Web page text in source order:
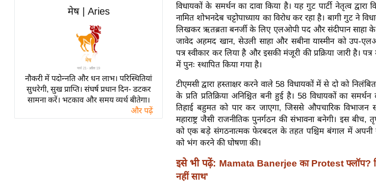
व्रत
त्योहार
राशिफल
विशेष
मेष | Aries
नौकरी में पदोन्नति और धन लाभ। परिस्थितियां
सुधरेगी, सुख प्राप्ति। संघर्ष प्रधान दिन- डटकर
सामना करें। भटकाव और समय व्यर्थ बीतेगा।
और पढ़ें
विधायकों के समर्थन का दावा किया है। यह गुट पार्टी नेतृत्व
नामित शोभनदेब चट्टोपाध्याय का विरोध कर रहा है। बागी गुट ने
लिखकर ऋतब्रता बनर्जी के लिए एलओपी पद और संदीपान साहा
जावेद अहमद खान, सेउली साहा और सबीना यास्मीन को उप-
पत्र स्वीकार कर लिया है और इसकी मंजूरी की प्रक्रिया जारी है।
में पुनः स्थापित किया गया है।
टीएमसी द्वारा हस्ताक्षर करने वाले 58 विधायकों में से दो को
के प्रति प्रतिक्रिया अनिश्चित बनी हुई है। 58 विधायकों का
तिहाई बहुमत को पार कर जाएगा, जिससे औपचारिक विभाजन
महाराष्ट्र जैसी राजनीतिक पुनर्गठन की संभावना बनेगी। इस
को एक बड़े संगठनात्मक फेरबदल के तहत पश्चिम बंगाल में अपनी
को भंग करने की घोषणा की।
इसे भी पढ़ें: Mamata Banerjee का Protest फ्लॉप?
नहीं साथ'